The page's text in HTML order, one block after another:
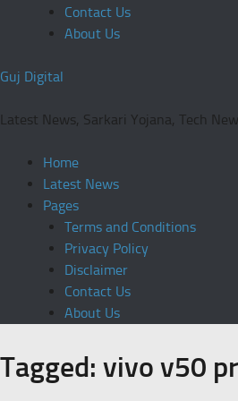
Contact Us
About Us
Guj Digital
Latest News, Sarkari Yojana, Tech
Home
Latest News
Pages
Terms and Conditions
Privacy Policy
Disclaimer
Contact Us
About Us
Tagged: vivo v50